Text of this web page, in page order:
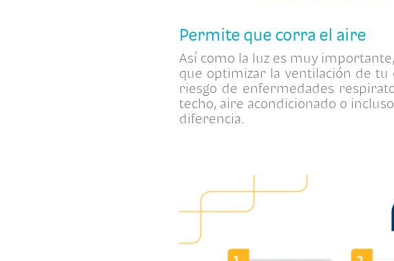
Permite que corra el aire
Así como la luz es muy
que optimizar la ventilación de tu
riesgo de enfermedades
techo, aire acondicionado o
diferencia.